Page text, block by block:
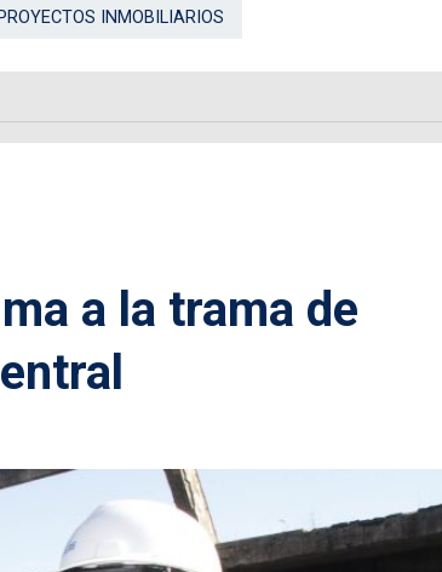
PROYECTOS INMOBILIARIOS
a la trama de